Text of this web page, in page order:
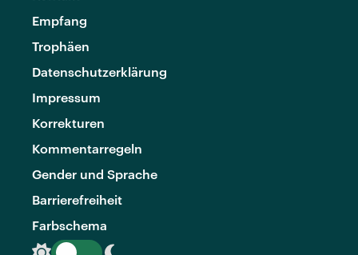
Empfang
Trophäen
Datenschutzerklärung
Impressum
Korrekturen
Kommentarregeln
Gender und Sprache
Barrierefreiheit
Farbschema